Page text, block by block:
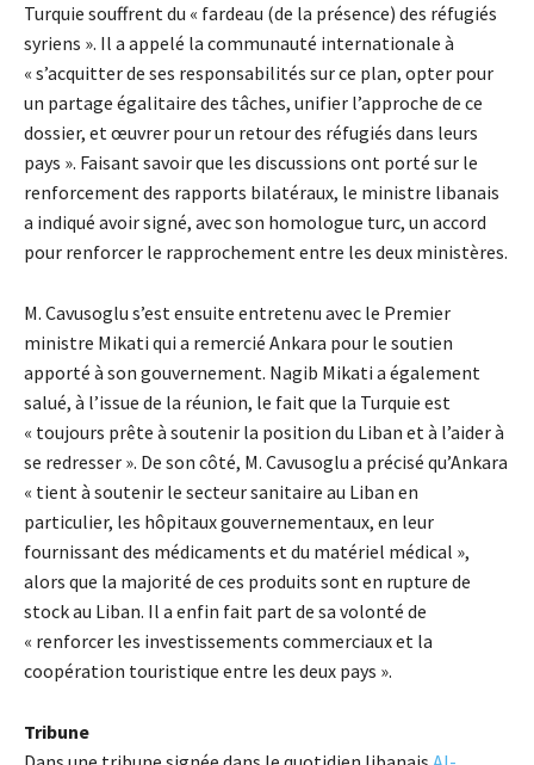
Turquie souffrent du « fardeau (de la présence) des réfugiés
syriens ». Il a appelé la communauté internationale à
« s’acquitter de ses responsabilités sur ce plan, opter pour
un partage égalitaire des tâches, unifier l’approche de ce
dossier, et œuvrer pour un retour des réfugiés dans leurs
pays ». Faisant savoir que les discussions ont porté sur le
renforcement des rapports bilatéraux, le ministre libanais
a indiqué avoir signé, avec son homologue turc, un accord
pour renforcer le rapprochement entre les deux ministères.
M. Cavusoglu s’est ensuite entretenu avec le Premier
ministre Mikati qui a remercié Ankara pour le soutien
apporté à son gouvernement. Nagib Mikati a également
salué, à l’issue de la réunion, le fait que la Turquie est
« toujours prête à soutenir la position du Liban et à l’aider à
se redresser ». De son côté, M. Cavusoglu a précisé qu’Ankara
« tient à soutenir le secteur sanitaire au Liban en
particulier, les hôpitaux gouvernementaux, en leur
fournissant des médicaments et du matériel médical »,
alors que la majorité de ces produits sont en rupture de
stock au Liban. Il a enfin fait part de sa volonté de
« renforcer les investissements commerciaux et la
coopération touristique entre les deux pays ».
Tribune